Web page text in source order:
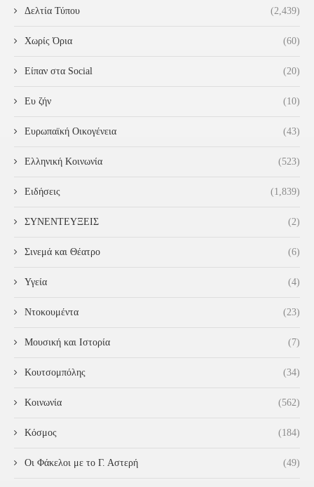
Δελτία Τύπου (2,439)
Χωρίς Όρια (60)
Είπαν στα Social (20)
Ευ ζήν (10)
Ευρωπαϊκή Οικογένεια (43)
Ελληνική Κοινωνία (523)
Ειδήσεις (1,839)
ΣΥΝΕΝΤΕΥΞΕΙΣ (2)
Σινεμά και Θέατρο (6)
Υγεία (4)
Ντοκουμέντα (23)
Μουσική και Ιστορία (7)
Κουτσομπόλης (34)
Κοινωνία (562)
Κόσμος (184)
Οι Φάκελοι με το Γ. Αστερή (49)